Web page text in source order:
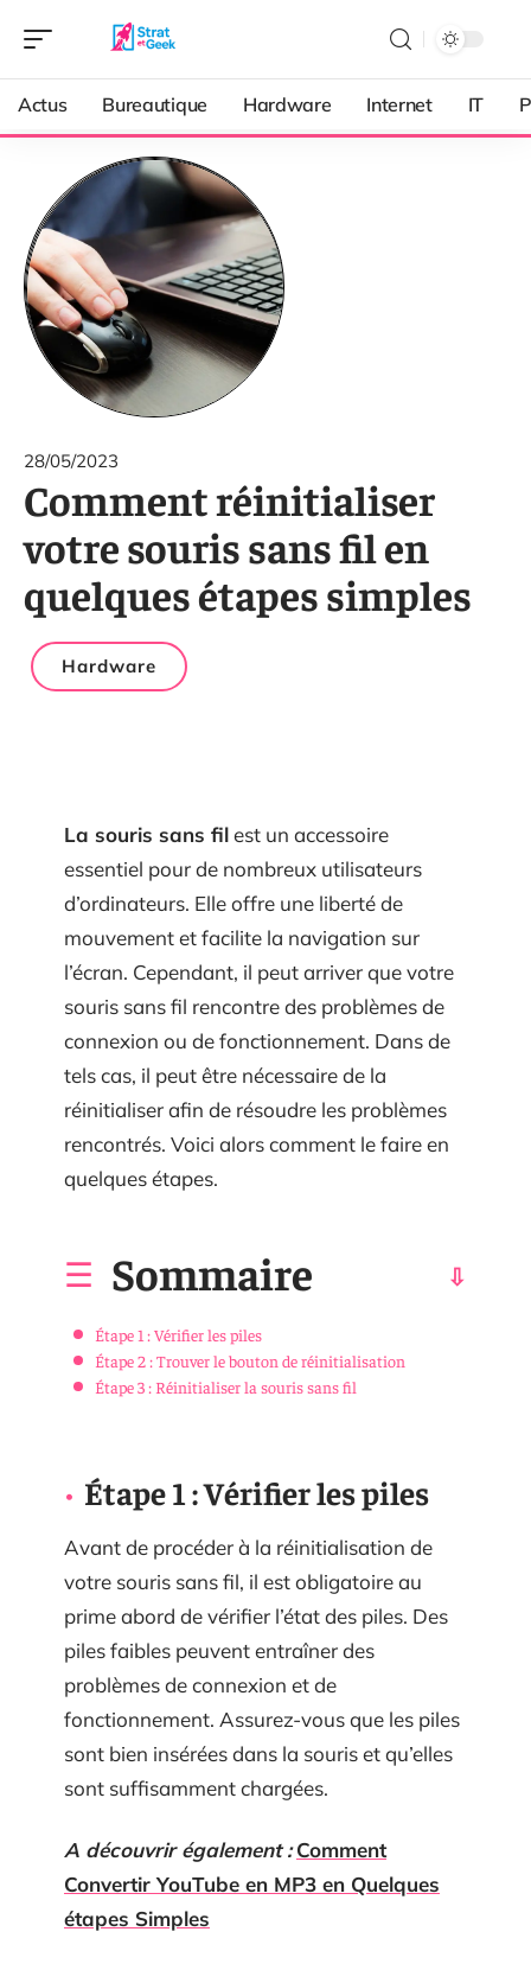
Actus Bureautique Hardware Internet IT
28/05/2023
Comment réinitialiser
votre souris sans fil en
quelques étapes simples
Hardware
La souris sans filest un accessoire
essentiel pour de nombreux utilisateurs
d’ordinateurs. Elle offre une liberté de
mouvement et facilite la navigation sur
l’écran. Cependant, il peut arriver que votre
souris sans fil rencontre des problèmes de
connexion ou de fonctionnement. Dans de
tels cas, il peut être nécessaire de la
réinitialiser afin de résoudre les problèmes
rencontrés. Voici alors comment le faire en
quelques étapes.
Sommaire
Étape 1 : Vérifier les piles
Étape 2 : Trouver le bouton de réinitialisation
Étape 3 : Réinitialiser la souris sans fil
Étape 1 : Vérifier les piles
Avant de procéder à la réinitialisation de
votre souris sans fil, il est obligatoire au
prime abord de vérifier l’état des piles. Des
piles faibles peuvent entraîner des
problèmes de connexion et de
fonctionnement. Assurez-vous que les piles
sont bien insérées dans la souris et qu’elles
sont suffisamment chargées.
A découvrir également : Comment
Convertir YouTube en MP3 en Quelques
étapes Simples